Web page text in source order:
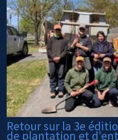
Retour sur la 3e
de plantation et